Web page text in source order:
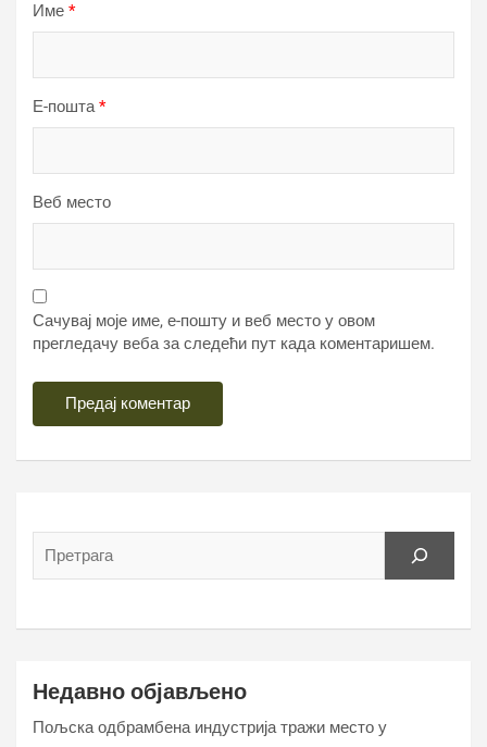
Име *
Е-пошта*
Веб место
Сачувај моје име, е-пошту и веб место у овом
прегледачу веба за следећи пут када коментаришем.
Недавно објављено
Пољска одбрамбена индустрија тражи место у